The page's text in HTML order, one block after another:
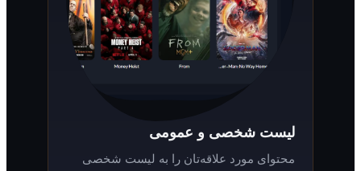
لیست شخصی و عمومی
محتوای مورد علاقه‌تان را به لیست شخصی